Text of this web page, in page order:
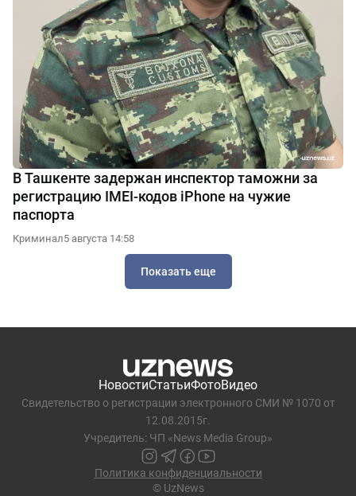
В Ташкенте задержан инспектор таможни за
регистрацию IMEI-кодов iPhone на чужие
паспорта
Криминал5 августа 14:58
Показать еще
НовостиСтатьиФотоВидео
Свидетельство о регистрации электронного СМИ № 1070 от
12.08.2015г.
Учредитель: ЧП «News Media Group»
Политика конфиденциальности
© UzNews